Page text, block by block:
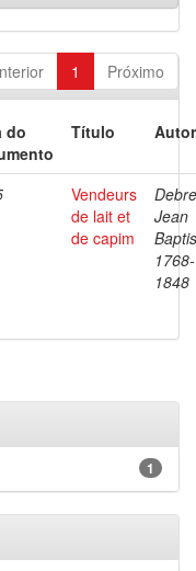
1 Próximo
do
Título
Vendeurs
de lait et
de capim
Jean
1768-
1848
1